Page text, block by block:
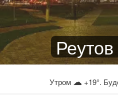
Реутов
Утром ☁ +19°.